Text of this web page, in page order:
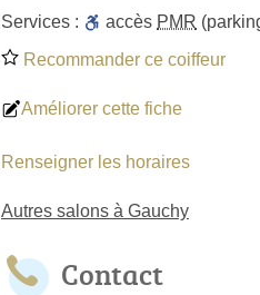
Services : accès PMR
Recommander ce coiffeur
Améliorer cette fiche
Renseigner les horaires
Autres salons à Gauchy
Contact